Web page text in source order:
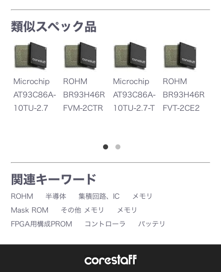
類似スペック品
Microchip
AT93C86A-
10TU-2.7
ROHM
BR93H46R
FVM-2CTR
Microchip
AT93C86A-
10TU-2.7-T
ROHM
BR93H46R
FVT-2CE2
関連キーワード
ROHM 半導体 集積回路、IC
メモリ
Mask ROM
その他 メモリ
メモリ
FPGA用構成PROM
コントローラ バッテリ